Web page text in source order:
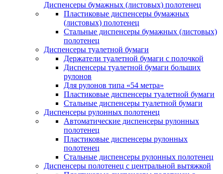
Диспенсеры бумажных (листовых) полотенец
Пластиковые диспенсеры бумажных
(листовых) полотенец
Стальные диспенсеры бумажных (листовых)
полотенец
Диспенсеры туалетной бумаги
Держатели туалетной бумаги с полочкой
Диспенсеры туалетной бумаги больших
рулонов
Для рулонов типа «54 метра»
Пластиковые диспенсеры туалетной бумаги
Стальные диспенсеры туалетной бумаги
Диспенсеры рулонных полотенец
Автоматические диспенсеры рулонных
полотенец
Пластиковые диспенсеры рулонных
полотенец
Стальные диспенсеры рулонных полотенец
Диспенсеры полотенец с центральной вытяжкой